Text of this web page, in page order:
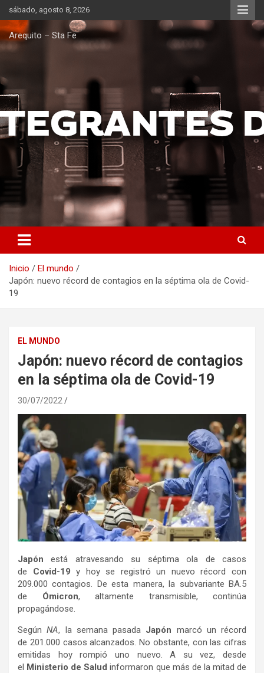
Saltar
al
contenido
sábado, agosto 8, 2026
Arequito – Sta Fe
Inicio
El mundo
Japón: nuevo récord de contagios en la séptima ola de Covid-
19
EL MUNDO
Japón: nuevo récord de contagios
en la séptima ola de Covid-19
30/07/2022
Japónestá atravesando su séptima ola de casos
de Covid-19 y hoy se registró un nuevo récord con
209.000 contagios. De esta manera, la subvariante BA.5
de Ómicron, altamente transmisible, continúa
propagándose.
SegúnNA, la semana pasada Japón marcó un récord
de 201.000 casos alcanzados. No obstante, con las cifras
emitidas hoy rompió uno nuevo. A su vez, desde
el Ministerio de Salud informaron que más de la mitad de